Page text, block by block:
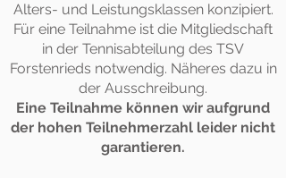
Alters- und Leistungsklassen konzipiert.
Für eine Teilnahme ist die Mitgliedschaft
in der Tennisabteilung des TSV
Forstenrieds notwendig. Näheres dazu in
der Ausschreibung.
Eine Teilnahme können wir aufgrund
der hohen Teilnehmerzahl leider nicht
garantieren.